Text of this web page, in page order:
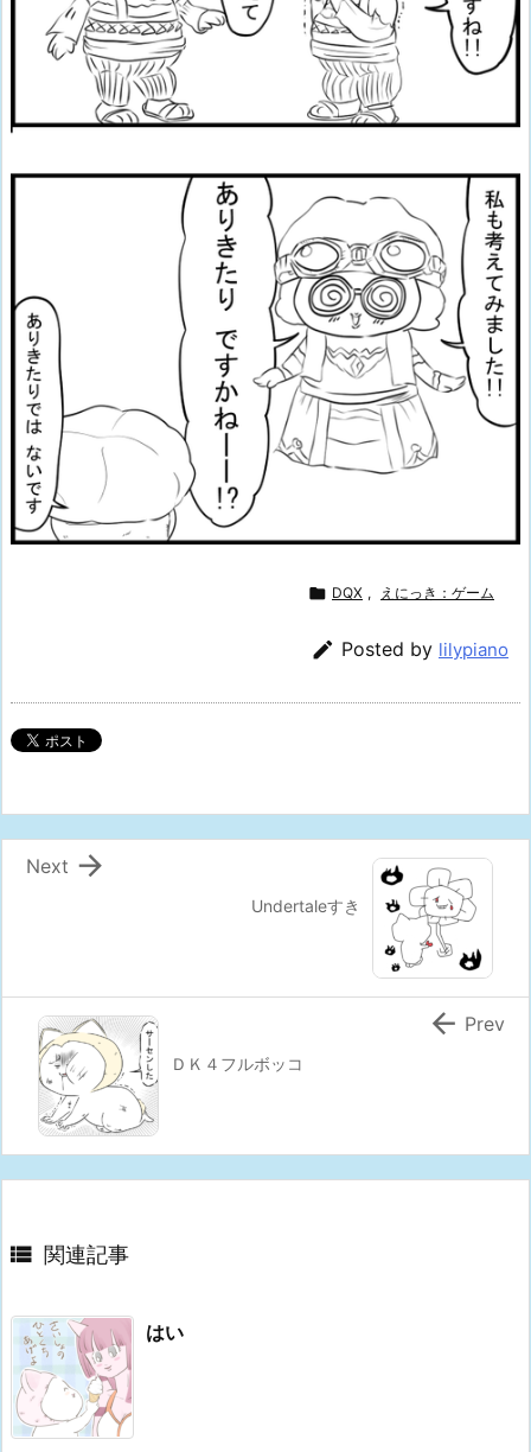
 DQX , えにっき：ゲーム
 Posted by lilypiano
Undertaleすき

Next
ＤＫ４フルボッコ
 Prev
 関連記事
はい